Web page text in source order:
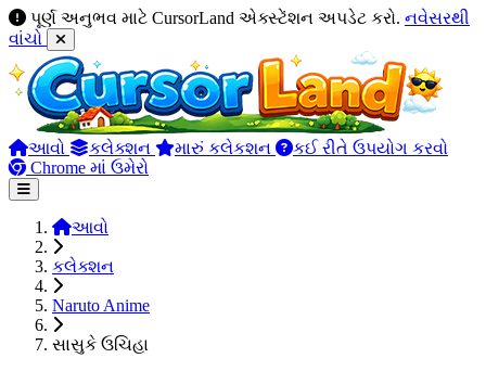
પૂર્ણ અનુભવ માટે CursorLand એક્સ્ટેંશન અપડેટ કરો. નવેસરથી
વાંચો
આવો કલેક્શન મારું કલેકશન
કઈ રીતે ઉપયોગ કરવો
Chrome માં ઉમેરો
આવો
કલેક્શન
Naruto Anime
સાસુકે ઉચિહા